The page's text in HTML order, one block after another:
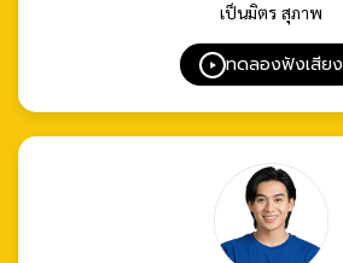
เป็นมิตร สุภาพ
ทดลองฟังเสียง